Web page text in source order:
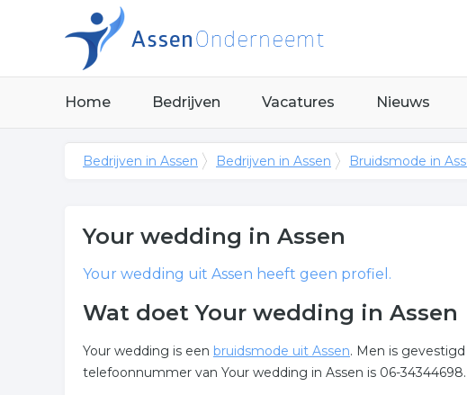
Home Bedrijven Vacatures Nieuws
Bedrijven in Assen Bedrijven in Assen Bruidsmode in
Your wedding in Assen
Your wedding uit Assen heeft geen profiel.
Wat doet Your wedding in Assen
Your wedding is een bruidsmode uit Assen. Men is
telefoonnummer van Your wedding in Assen is 06-34344698.